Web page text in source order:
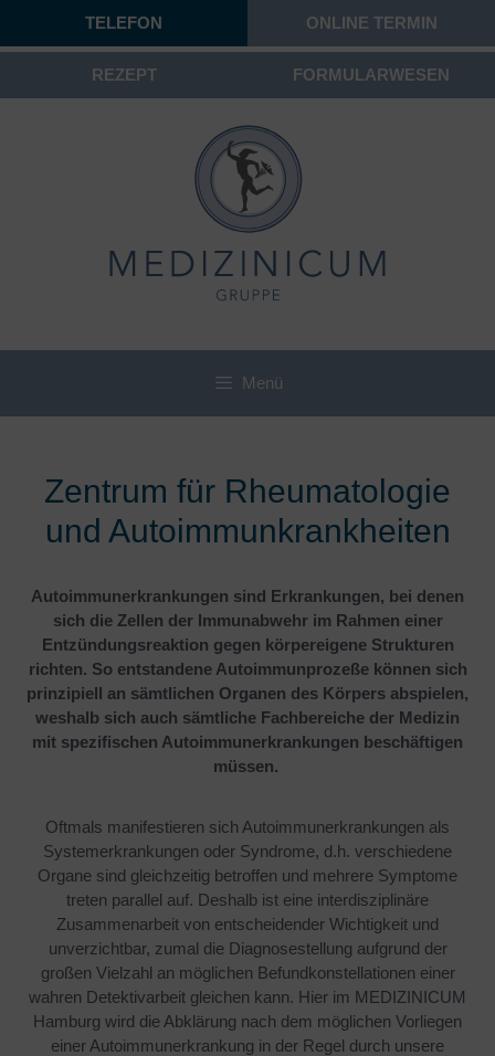
Menü
Zentrum für Rheumatologie
und Autoimmunkrankheiten
Autoimmunerkrankungen sind Erkrankungen, bei denen
sich die Zellen der Immunabwehr im Rahmen einer
Entzündungsreaktion gegen körpereigene Strukturen
richten. So entstandene Autoimmunprozeße können sich
prinzipiell an sämtlichen Organen des Körpers abspielen,
weshalb sich auch sämtliche Fachbereiche der Medizin
mit spezifischen Autoimmunerkrankungen beschäftigen
müssen.
Oftmals manifestieren sich Autoimmunerkrankungen als
Systemerkrankungen oder Syndrome, d.h. verschiedene
Organe sind gleichzeitig betroffen und mehrere Symptome
treten parallel auf. Deshalb ist eine interdisziplinäre
Zusammenarbeit von entscheidender Wichtigkeit und
unverzichtbar, zumal die Diagnosestellung aufgrund der
großen Vielzahl an möglichen Befundkonstellationen einer
wahren Detektivarbeit gleichen kann. Hier im MEDIZINICUM
Hamburg wird die Abklärung nach dem möglichen Vorliegen
einer Autoimmunerkrankung in der Regel durch unsere
TELEFON ONLINE TERMIN
REZEPT FORMULARWESEN